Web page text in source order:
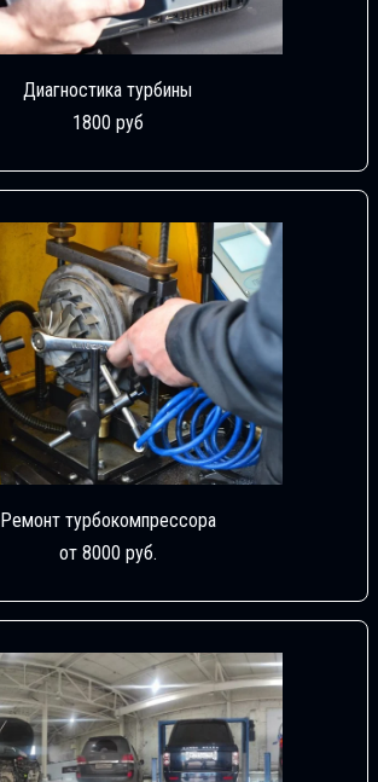
Диагностика турбины
1800 руб
Ремонт турбокомпрессора
от 8000 руб.